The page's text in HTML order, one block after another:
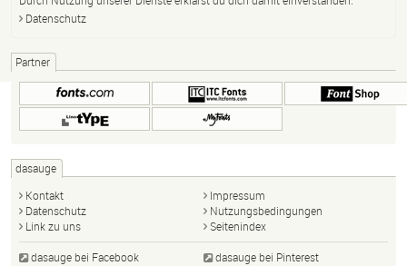
Datenschutz
Partner
dasauge
Kontakt
Impressum
Datenschutz
Nutzungsbedingungen
Link zu uns
Seitenindex
dasauge bei Facebook dasauge bei Pinterest